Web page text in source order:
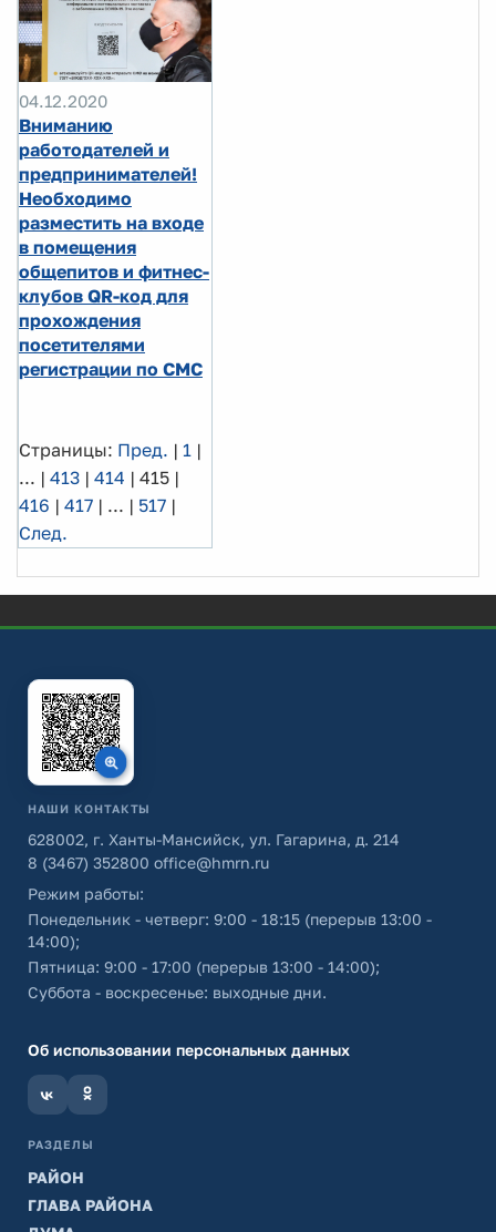
04.12.2020
Вниманию
работодателей и
предпринимателей!
Необходимо
разместить на входе
в помещения
общепитов и фитнес-
клубов QR-код для
прохождения
посетителями
регистрации по СМС
Страницы: Пред. | 1 |
... | 413 | 414 | 415 |
416 | 417 | ... | 517 |
След.
НАШИ КОНТАКТЫ
628002, г. Ханты-Мансийск, ул. Гагарина, д. 214
8 (3467) 352800 office@hmrn.ru
Режим работы:
Понедельник - четверг: 9:00 - 18:15 (перерыв 13:00 -
14:00);
Пятница: 9:00 - 17:00 (перерыв 13:00 - 14:00);
Суббота - воскресенье: выходные дни.
Об использовании персональных данных
РАЗДЕЛЫ
РАЙОН
ГЛАВА РАЙОНА